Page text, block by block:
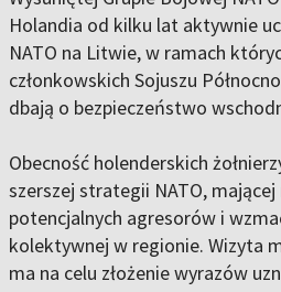
Holandia od kilku lat aktywnie
NATO na Litwie, w ramach
członkowskich Sojuszu
dbają o bezpieczeństwo
Obecność holenderskich
szerszej strategii NATO,
potencjalnych agresorów i
kolektywnej w regionie. Wizyta
ma na celu złożenie wyrazów